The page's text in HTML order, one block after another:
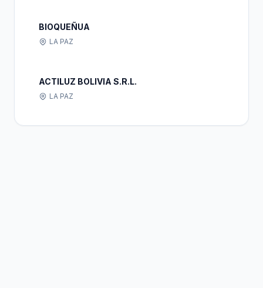
BIOQUEÑUA
LA PAZ
ACTILUZ BOLIVIA S.R.L.
LA PAZ